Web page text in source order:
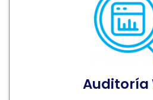
Auditoría